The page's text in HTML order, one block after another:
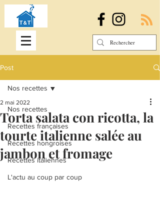
Post
Nos recettes
Recettes françaises
Recettes hongroises
Recettes italiennes
L'actu au coup par coup
Nos recettes
Torta salata con ricotta, la
tourte italienne salée au
jambon et fromage
2 mai 2022